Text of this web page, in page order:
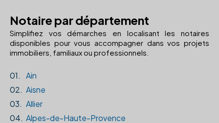
Notaire par département
Simplifiez vos démarches en localisant les notaires
disponibles pour vous accompagner dans vos projets
immobiliers, familiaux ou professionnels.
01.
Ain
02. Aisne
03. Allier
04. Alpes-de-Haute-Provence